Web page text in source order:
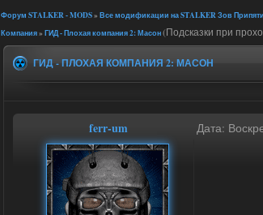
Форум STALKER - MODS» Все модификации на STALKER Зов Припяти
Компания» ГИД - Плохая компания 2: Масон(Подсказки при
ГИД - ПЛОХАЯ КОМПАНИЯ 2: МАСОН
ferr-um Дата: